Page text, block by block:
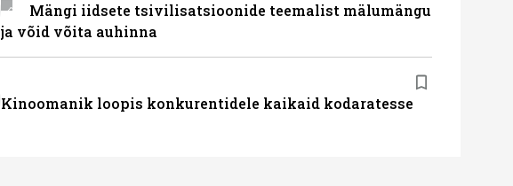
Mängi iidsete tsivilisatsioonide teemalist mälumängu
ja võid võita auhinna
Kinoomanik loopis konkurentidele kaikaid kodaratesse